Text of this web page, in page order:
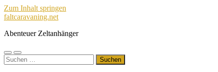
Zum Inhalt springen
faltcaravaning.net
Abenteuer Zeltanhänger
Mobile-
Menü
Suchfeld
ein-/ausblenden
Suchen
nach: